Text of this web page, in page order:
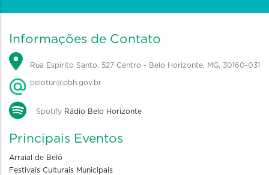
Informações de Contato
Rua Espírito Santo, 527 Centro - Belo Horizonte, MG, 30160-031
belotur@pbh.gov.br
Spotify Rádio Belo Horizonte
Principais Eventos
Arraial de Belô
Festivais Culturais Municipais